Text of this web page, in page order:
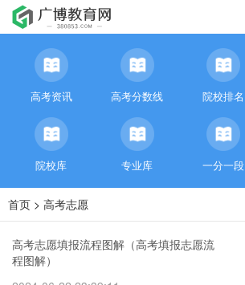
高考资讯 高考分数线 院校排名
院校库 专业库 一分一段
首页 > 高考志愿
高考志愿填报流程图解（高考填报志愿流
程图解）